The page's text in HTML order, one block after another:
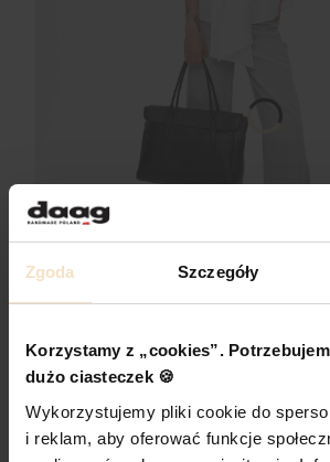
Zgoda Szczegóły
Korzystamy z „cookies”.
dużo ciasteczek 🍪
Wykorzystujemy pliki cookie do
i reklam, aby oferować funkcje
ANYA czarna torba biznesowa damska torba na
Cena promocyjna
620,00 zł
Najniższa cena: 729,00 zł